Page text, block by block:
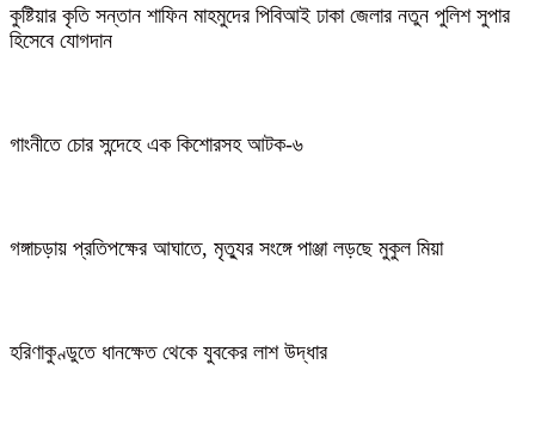
কুষ্টিয়ার কৃতি সন্তান শাফিন মাহমুদের পিবিআই ঢাকা জেলার নতুন পুলিশ সুপার
হিসেবে যোগদান
গাংনীতে চোর সন্দেহে এক কিশোরসহ আটক-৬
গঙ্গাচড়ায় প্রতিপক্ষের আঘাতে, মৃত্যুর সংঙ্গে পাঞ্জা লড়ছে মুকুল মিয়া
হরিণাকুণ্ডুতে ধানক্ষেত থেকে যুবকের লাশ উদ্ধার